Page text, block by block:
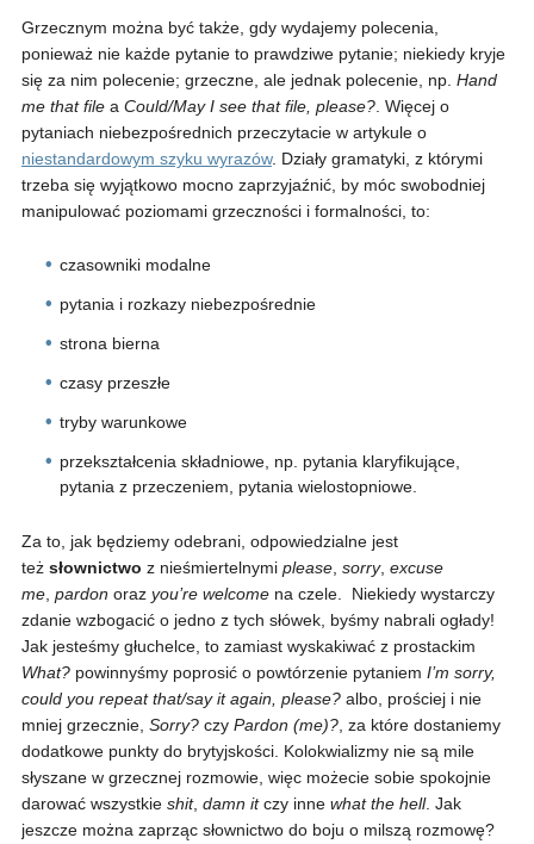
Grzecznym można być także, gdy wydajemy polecenia,
ponieważ nie każde pytanie to prawdziwe pytanie; niekiedy kryje
się za nim polecenie; grzeczne, ale jednak polecenie, np. Hand
me that filea Could/May I see that file, please?. Więcej o
pytaniach niebezpośrednich przeczytacie w artykule o
niestandardowym szyku wyrazów. Działy gramatyki, z którymi
trzeba się wyjątkowo mocno zaprzyjaźnić, by móc swobodniej
manipulować poziomami grzeczności i formalności, to:
czasowniki modalne
pytania i rozkazy niebezpośrednie
strona bierna
czasy przeszłe
tryby warunkowe
przekształcenia składniowe, np. pytania klaryfikujące,
pytania z przeczeniem, pytania wielostopniowe.
Za to, jak będziemy odebrani, odpowiedzialne jest
też słownictwo z nieśmiertelnymi please, sorry, excuse
me, pardon oraz you’re welcome na czele. Niekiedy wystarczy
zdanie wzbogacić o jedno z tych słówek, byśmy nabrali ogłady!
Jak jesteśmy głuchelce, to zamiast wyskakiwać z prostackim
What?powinnyśmy poprosić o powtórzenie pytaniem I’m sorry,
could you repeat that/say it again, please?albo, prościej i nie
mniej grzecznie, Sorry?czy Pardon (me)?, za które dostaniemy
dodatkowe punkty do brytyjskości. Kolokwializmy nie są mile
słyszane w grzecznej rozmowie, więc możecie sobie spokojnie
darować wszystkie shit, damn itczy inne what the hell. Jak
jeszcze można zaprząc słownictwo do boju o milszą rozmowę?